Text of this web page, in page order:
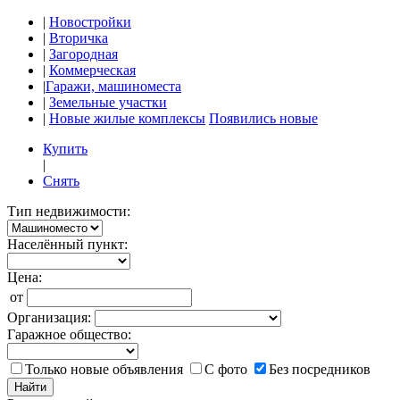
| Новостройки
| Вторичка
| Загородная
| Коммерческая
|Гаражи, машиноместа
| Земельные участки
| Новые жилые комплексы Появились новые
Купить
|
Снять
Тип недвижимости:
Населённый пункт:
Цена:
от
Организация:
Гаражное общество:
Только новые объявления С фото Без посредников
Найти